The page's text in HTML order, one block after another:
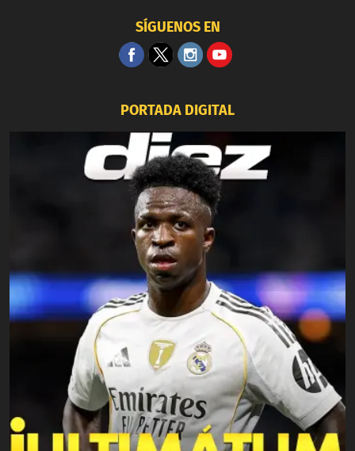
SÍGUENOS EN
PORTADA DIGITAL